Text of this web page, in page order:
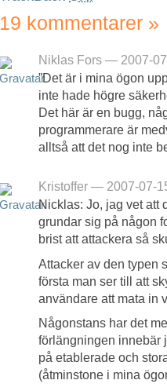
19 kommentarer »
Niklas Fors — 2007-
”Det är i mina ögon
inte hade högre
Det här är en bugg,
programmerare är
alltså att det nog inte
Kristoffer — 2007-07-
Nicklas: Jo, jag vet att
grundar sig på någon
brist att attackera så
Attacker av den typen
första man ser till att
användare att mata in
Någonstans har det
förlängningen innebär
på etablerade och
(åtminstone i mina